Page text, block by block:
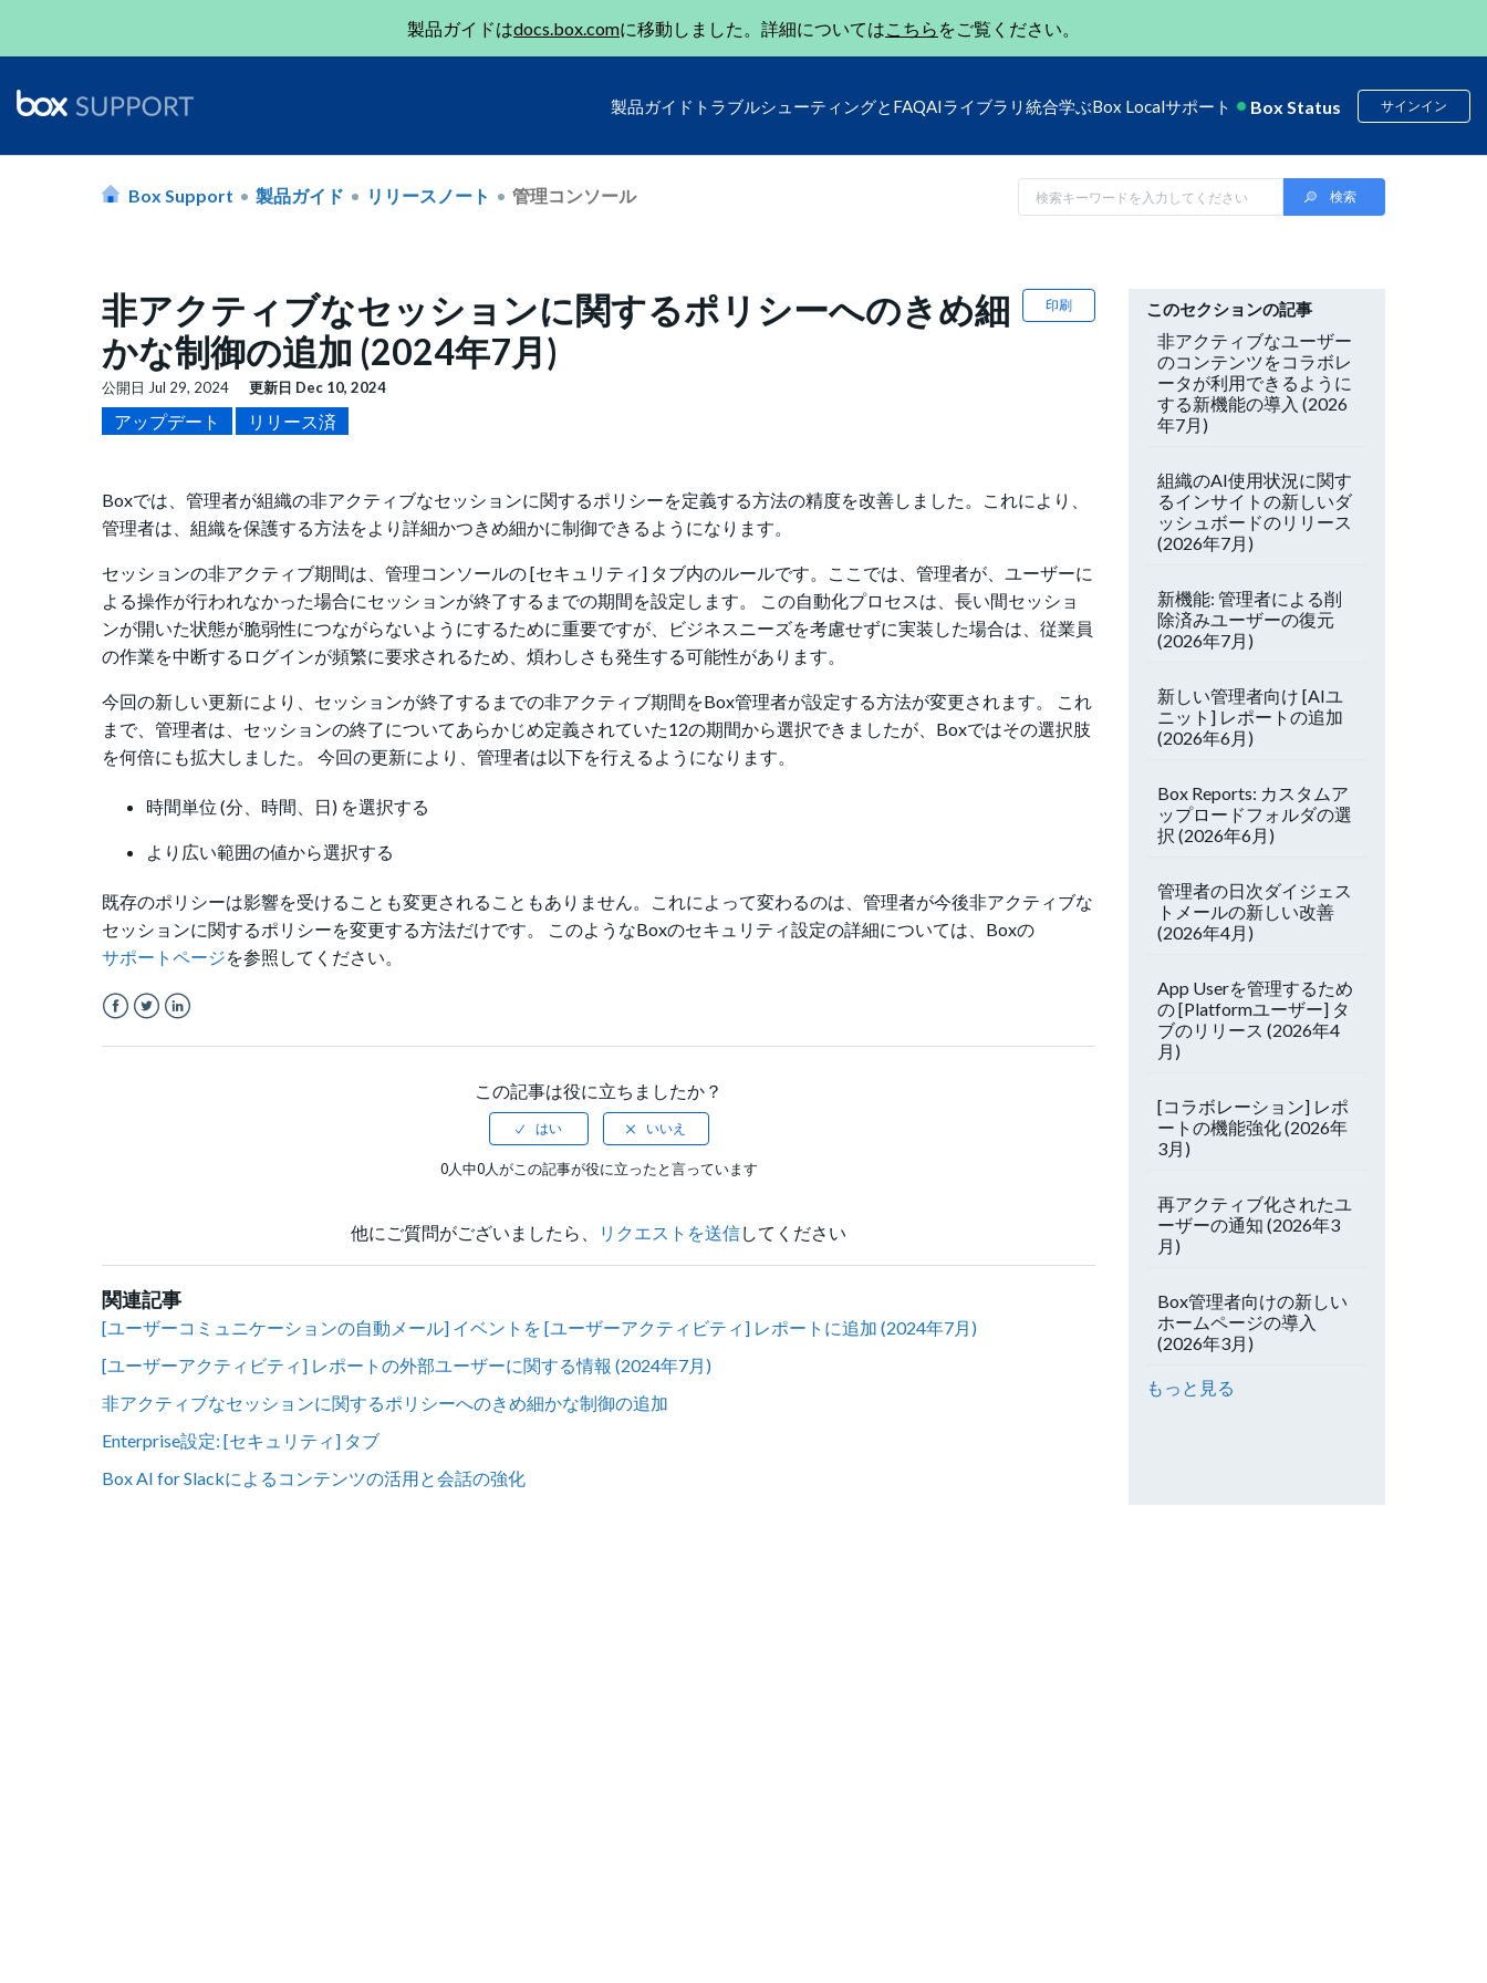
製品ガイドはdocs.box.comに移動しました。詳細についてはこちら をご覧ください。
製品ガイド トラブルシューティングとFAQAIライブラリ 統合学ぶBox Localサポート Box Status サインイン
Box Support 製品ガイド リリースノート 管理コンソール
印刷
非アクティブなセッションに関するポリシーへのきめ細
かな制御の追加 (2024年7月)
公開日 Jul 29, 2024 更新日 Dec 10, 2024
アップデート リリース済
Boxでは、管理者が組織の非アクティブなセッションに関するポリシーを定義する方法の精度を改善しました。これにより、
管理者は、組織を保護する方法をより詳細かつきめ細かに制御できるようになります。
セッションの非アクティブ期間は、管理コンソールの [セキュリティ] タブ内のルールです。ここでは、管理者が、ユーザーに
よる操作が行われなかった場合にセッションが終了するまでの期間を設定します。 この自動化プロセスは、長い間セッショ
ンが開いた状態が脆弱性につながらないようにするために重要ですが、ビジネスニーズを考慮せずに実装した場合は、従業員
の作業を中断するログインが頻繁に要求されるため、煩わしさも発生する可能性があります。
今回の新しい更新により、セッションが終了するまでの非アクティブ期間をBox管理者が設定する方法が変更されます。 これ
まで、管理者は、セッションの終了についてあらかじめ定義されていた12の期間から選択できましたが、Boxではその選択肢
を何倍にも拡大しました。 今回の更新により、管理者は以下を行えるようになります。
時間単位 (分、時間、日) を選択する
より広い範囲の値から選択する
既存のポリシーは影響を受けることも変更されることもありません。これによって変わるのは、管理者が今後非アクティブな
セッションに関するポリシーを変更する方法だけです。 このようなBoxのセキュリティ設定の詳細については、Boxの
サポートページを参照してください。
この記事は役に立ちましたか？
0人中0人がこの記事が役に立ったと言っています
他にご質問がございましたら、 リクエストを送信してください
関連記事
[ユーザーコミュニケーションの自動メール] イベントを [ユーザーアクティビティ] レポートに追加 (2024年7月)
[ユーザーアクティビティ] レポートの外部ユーザーに関する情報 (2024年7月)
非アクティブなセッションに関するポリシーへのきめ細かな制御の追加
Enterprise設定: [セキュリティ] タブ
Box AI for Slackによるコンテンツの活用と会話の強化
このセクションの記事
非アクティブなユーザー
のコンテンツをコラボレ
ータが利用できるように
する新機能の導入 (2026
年7月)
組織のAI使用状況に関す
るインサイトの新しいダ
ッシュボードのリリース
(2026年7月)
新機能: 管理者による削
除済みユーザーの復元
(2026年7月)
新しい管理者向け [AIユ
ニット] レポートの追加
(2026年6月)
Box Reports: カスタムア
ップロードフォルダの選
択 (2026年6月)
管理者の日次ダイジェス
トメールの新しい改善
(2026年4月)
App Userを管理するため
の [Platformユーザー] タ
ブのリリース (2026年4
月)
[コラボレーション] レポ
ートの機能強化 (2026年
3月)
再アクティブ化されたユ
ーザーの通知 (2026年3
月)
Box管理者向けの新しい
ホームページの導入
(2026年3月)
もっと見る